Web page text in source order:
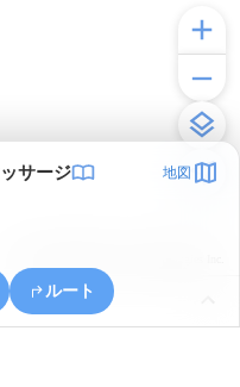
サージ 地図
ルート